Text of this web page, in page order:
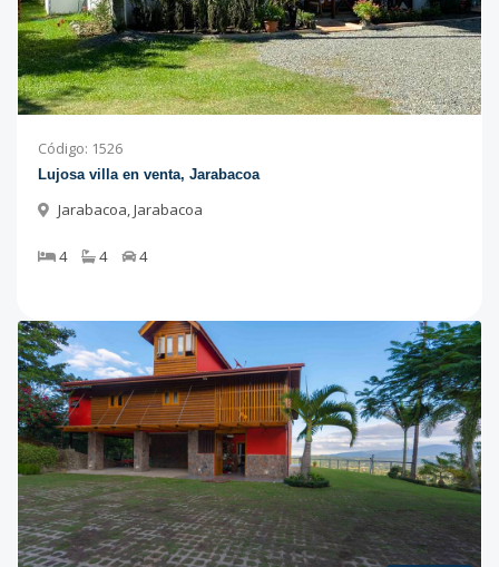
Código: 1526
Lujosa villa en venta, Jarabacoa
Jarabacoa,Jarabacoa
4 4 4